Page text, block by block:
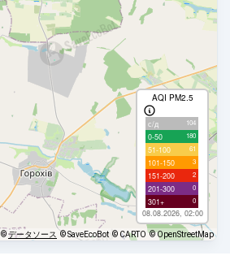
AQI PM2.5
с/д 104
0-50 180
51-100 61
101-150 3
151-200 2
201-300 0
301+ 0
08.08.2026, 02:00
©データソース © SaveEcoBot © CARTO © OpenStreetMap